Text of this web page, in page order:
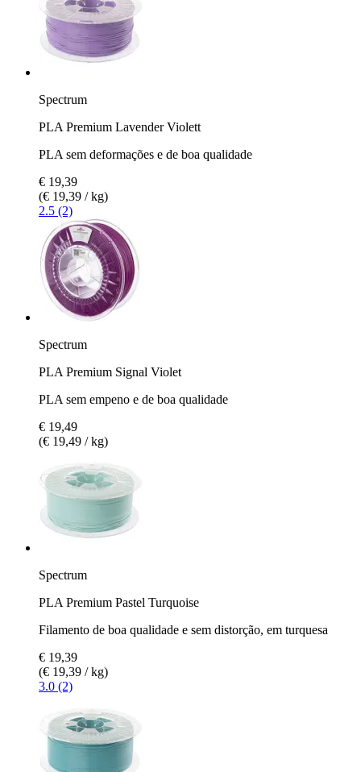
Spectrum
PLA Premium Lavender Violett
PLA sem deformações e de boa qualidade
€ 19,39
(€ 19,39 / kg)
2.5 (2)
Spectrum
PLA Premium Signal Violet
PLA sem empeno e de boa qualidade
€ 19,49
(€ 19,49 / kg)
Spectrum
PLA Premium Pastel Turquoise
Filamento de boa qualidade e sem distorção, em turquesa
€ 19,39
(€ 19,39 / kg)
3.0 (2)